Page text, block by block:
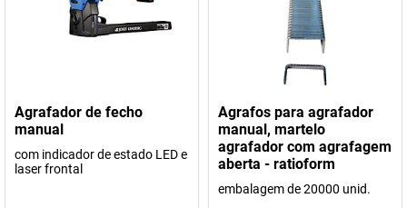
Agrafador de fecho
manual
com indicador de estado LED e
laser frontal
Agrafos para agrafador
manual, martelo
agrafador com agrafagem
aberta - ratioform
embalagem de 20000 unid.